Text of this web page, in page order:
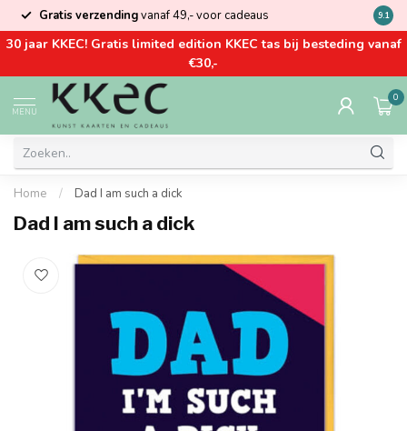
Gratis verzendingvanaf 49,- voor cadeaus Kom
9.1
30 jaar KKEC! Gratis limited edition KKEC tas bij besteding vanaf
€30,-
MENU
0
Home / Dad I am such a dick
Dad I am such a dick